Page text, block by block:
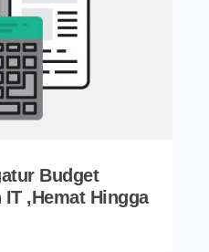
Budget
IT ,Hemat Hingga